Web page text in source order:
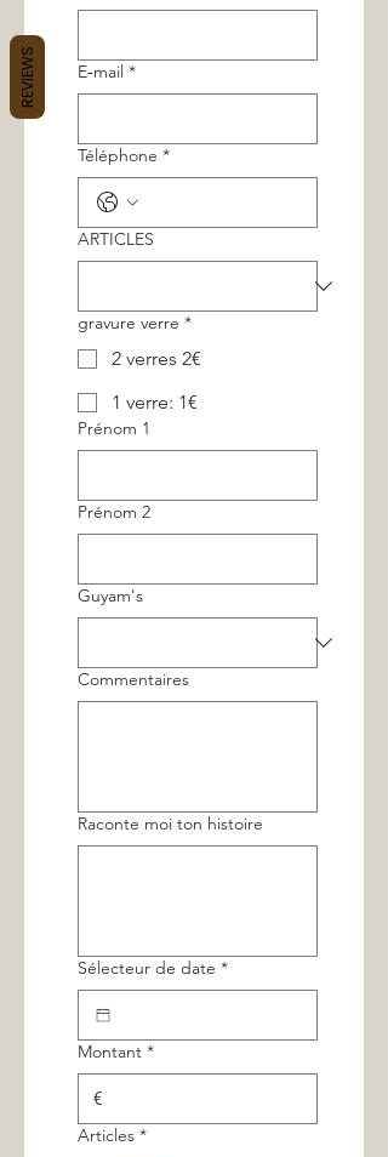
E‑mail *
Téléphone *
ARTICLES
gravure verre *
2 verres 2€
1 verre: 1€
Prénom 1
Prénom 2
Guyam's
Commentaires
Raconte moi ton histoire
Sélecteur de date *
Montant *
€
Articles *
REVIEWS